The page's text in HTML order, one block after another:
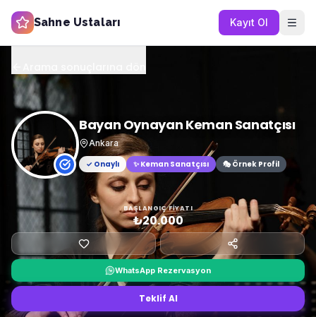
Sahne Ustaları Kayıt Ol
Bayan Oynayan Keman Sanatçısı
Ankara
✓ Onaylı
✨ Keman Sanatçısı 🎭 Örnek Profil
BAŞLANGIÇ FIYATI
₺20.000
WhatsApp Rezervasyon
Teklif Al